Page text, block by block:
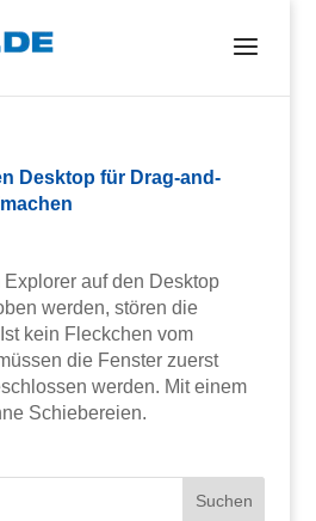
Desktop für Drag-and-
auf den Desktop
werden, stören die
kein Fleckchen vom
die Fenster zuerst
werden. Mit einem
Schiebereien.